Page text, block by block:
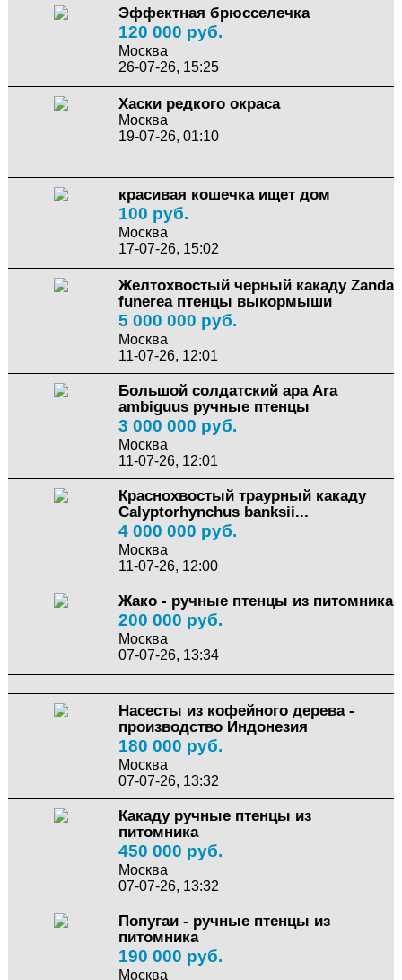
Эффектная брюсселечка
120 000 руб.
Москва
26-07-26, 15:25
Хаски редкого окраса
Москва
19-07-26, 01:10
красивая кошечка ищет дом
100 руб.
Москва
17-07-26, 15:02
Желтохвостый черный какаду Zanda
funerea птенцы выкормыши
5 000 000 руб.
Москва
11-07-26, 12:01
Большой солдатский ара Ara
ambiguus ручные птенцы
3 000 000 руб.
Москва
11-07-26, 12:01
Краснохвостый траурный какаду
Calyptorhynchus banksii...
4 000 000 руб.
Москва
11-07-26, 12:00
Жако - ручные птенцы из питомника
200 000 руб.
Москва
07-07-26, 13:34
Насесты из кофейного дерева -
производство Индонезия
180 000 руб.
Москва
07-07-26, 13:32
Какаду ручные птенцы из
питомника
450 000 руб.
Москва
07-07-26, 13:32
Попугаи - ручные птенцы из
питомника
190 000 руб.
Москва